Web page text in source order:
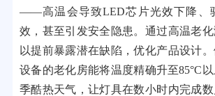
——高温会导致LED芯片光效下降、
效，甚至引发安全隐患。通过高温老
以提前暴露潜在缺陷，优化产品设计
设备的老化房能将温度精确升至85°C
季酷热天气，让灯具在数小时内完成